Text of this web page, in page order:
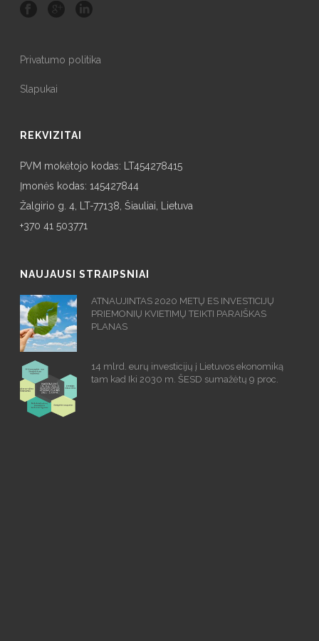
Privatumo politika
Slapukai
REKVIZITAI
PVM mokėtojo kodas: LT454278415
Įmonės kodas: 145427844
Žalgirio g. 4, LT-77138, Šiauliai, Lietuva
+370 41 503771
NAUJAUSI STRAIPSNIAI
ATNAUJINTAS 2020 METŲ ES INVESTICIJŲ
PRIEMONIŲ KVIETIMŲ TEIKTI PARAIŠKAS
PLANAS
14 mlrd. eurų investicijų į Lietuvos ekonomiką
tam kad Iki 2030 m. ŠESD sumažėtų 9 proc.